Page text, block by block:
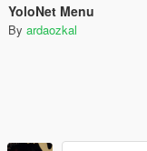
YoloNet Menu
By ardaozkal